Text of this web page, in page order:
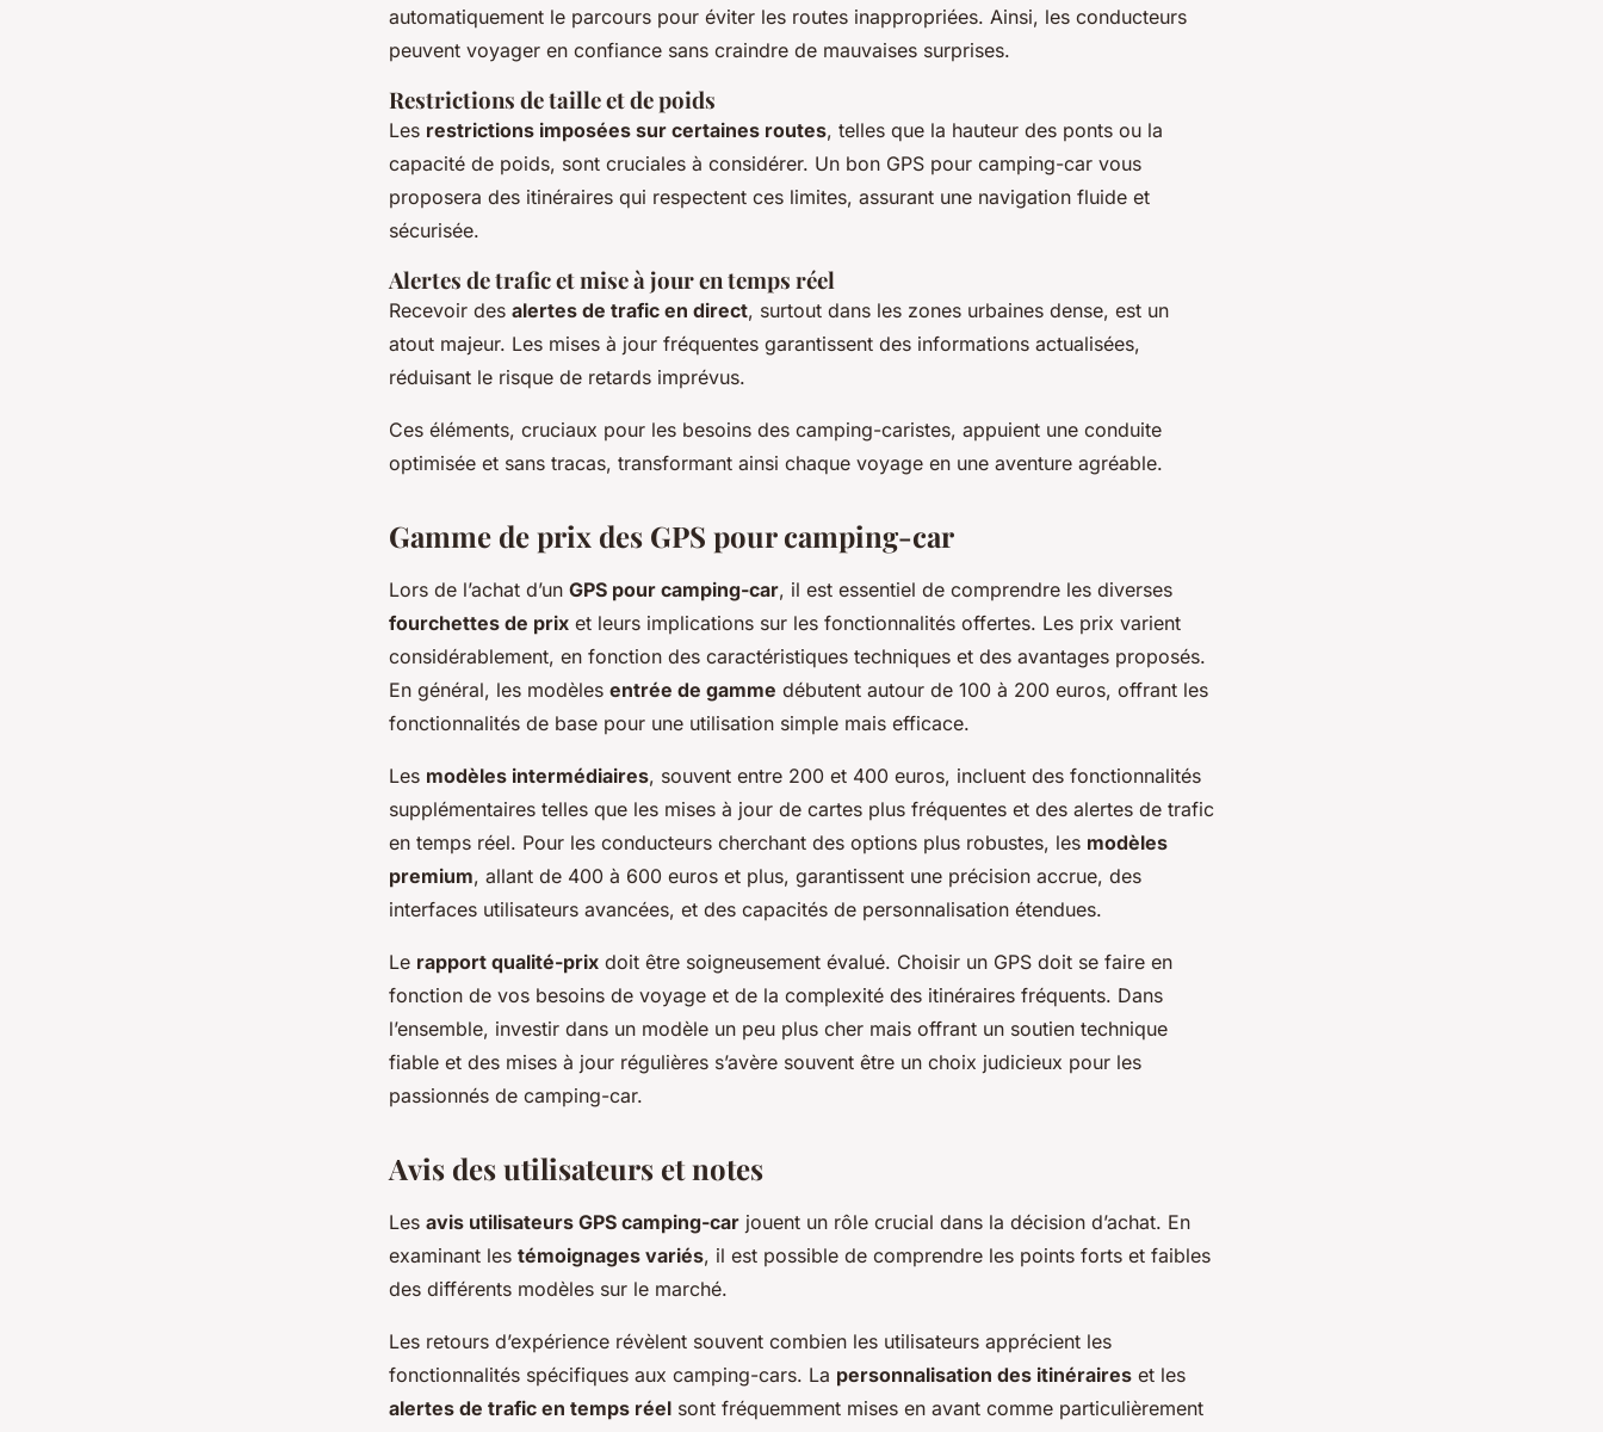
automatiquement le parcours pour éviter les routes inappropriées. Ainsi, les conducteurs
peuvent voyager en confiance sans craindre de mauvaises surprises.
Restrictions de taille et de poids
Les restrictions imposées sur certaines routes, telles que la hauteur des ponts ou la
capacité de poids, sont cruciales à considérer. Un bon GPS pour camping-car vous
proposera des itinéraires qui respectent ces limites, assurant une navigation fluide et
sécurisée.
Alertes de trafic et mise à jour en temps réel
Recevoir des alertes de trafic en direct, surtout dans les zones urbaines dense, est un
atout majeur. Les mises à jour fréquentes garantissent des informations actualisées,
réduisant le risque de retards imprévus.
Ces éléments, cruciaux pour les besoins des camping-caristes, appuient une conduite
optimisée et sans tracas, transformant ainsi chaque voyage en une aventure agréable.
Gamme de prix des GPS pour camping-car
Lors de l’achat d’un GPS pour camping-car, il est essentiel de comprendre les diverses
fourchettes de prix et leurs implications sur les fonctionnalités offertes. Les prix varient
considérablement, en fonction des caractéristiques techniques et des avantages proposés.
En général, les modèles entrée de gamme débutent autour de 100 à 200 euros, offrant les
fonctionnalités de base pour une utilisation simple mais efficace.
Les modèles intermédiaires, souvent entre 200 et 400 euros, incluent des fonctionnalités
supplémentaires telles que les mises à jour de cartes plus fréquentes et des alertes de trafic
en temps réel. Pour les conducteurs cherchant des options plus robustes, les modèles
premium, allant de 400 à 600 euros et plus, garantissent une précision accrue, des
interfaces utilisateurs avancées, et des capacités de personnalisation étendues.
Le rapport qualité-prix doit être soigneusement évalué. Choisir un GPS doit se faire en
fonction de vos besoins de voyage et de la complexité des itinéraires fréquents. Dans
l’ensemble, investir dans un modèle un peu plus cher mais offrant un soutien technique
fiable et des mises à jour régulières s’avère souvent être un choix judicieux pour les
passionnés de camping-car.
Avis des utilisateurs et notes
Les avis utilisateurs GPS camping-car jouent un rôle crucial dans la décision d’achat. En
examinant les témoignages variés, il est possible de comprendre les points forts et faibles
des différents modèles sur le marché.
Les retours d’expérience révèlent souvent combien les utilisateurs apprécient les
fonctionnalités spécifiques aux camping-cars. La personnalisation des itinéraires et les
alertes de trafic en temps réel sont fréquemment mises en avant comme particulièrement